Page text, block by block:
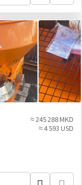
≈ 245 288 MKD
≈ 4 593 USD